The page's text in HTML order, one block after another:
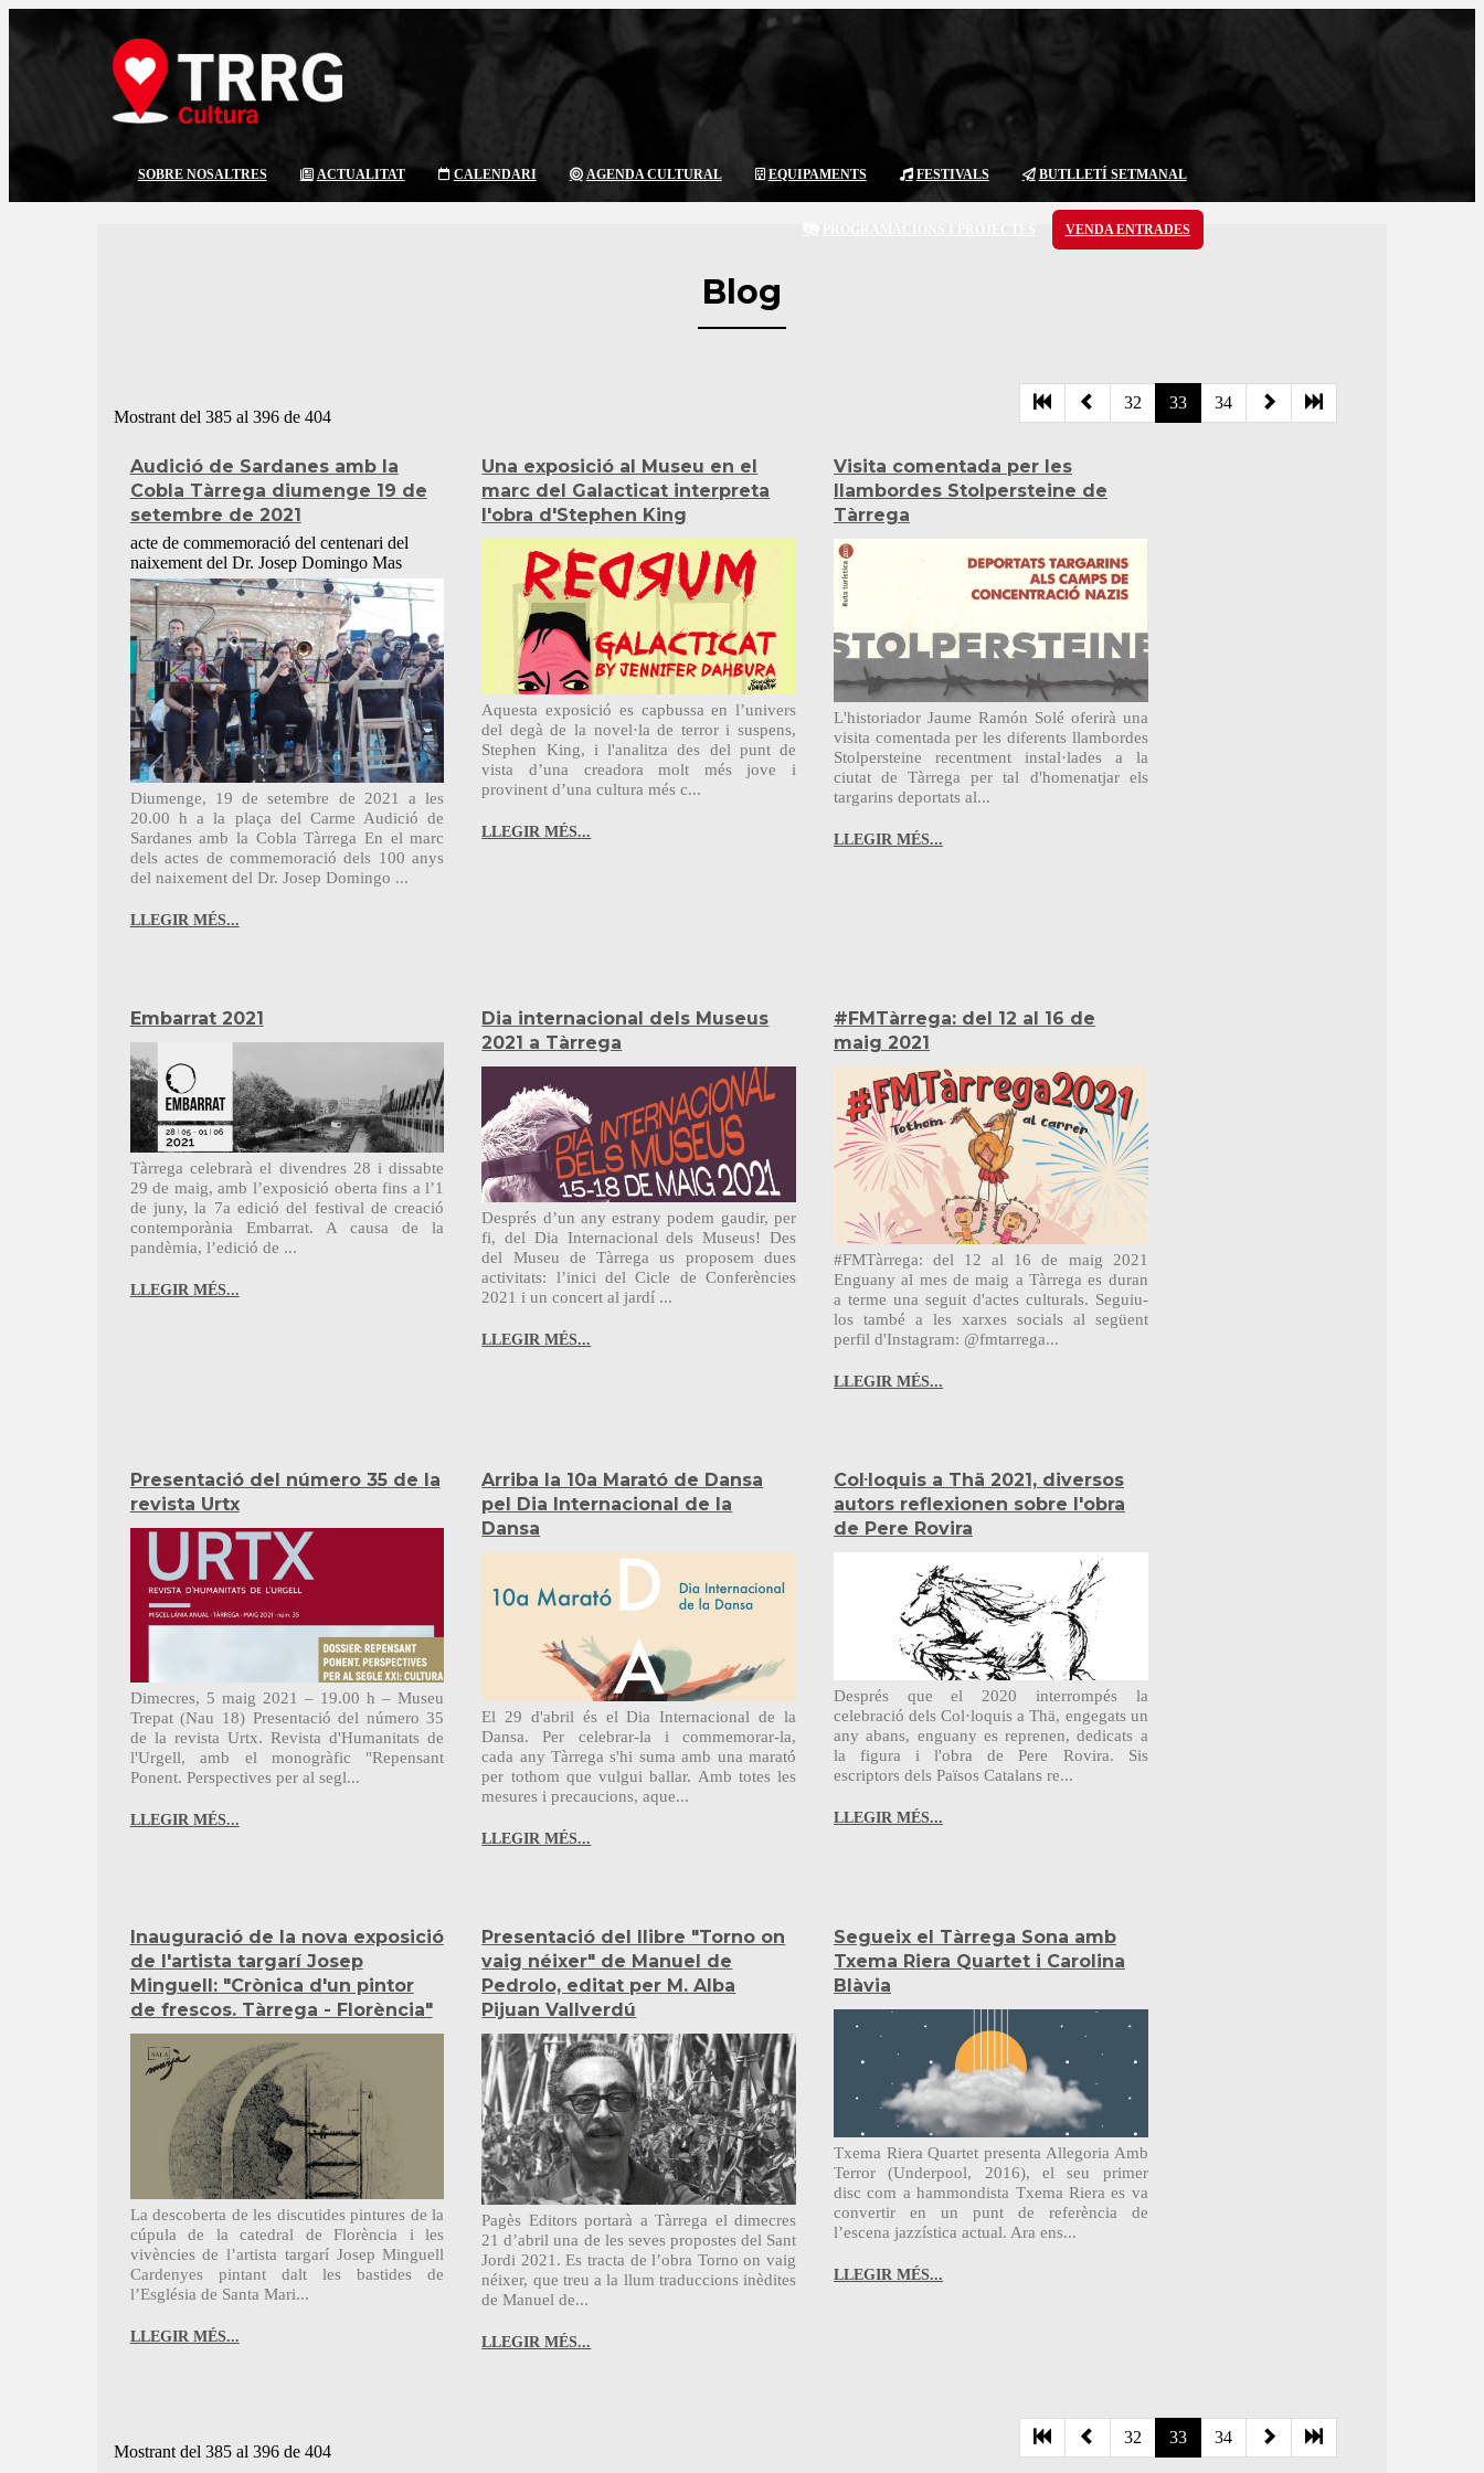
SOBRE NOSALTRES ACTUALITAT CALENDARI AGENDA CULTURAL EQUIPAMENTS FESTIVALS BUTLLETÍ SETMANAL
VENDA ENTRADES
Blog
Mostrant del 385 al 396 de 404
32 33 34
Audició de Sardanes amb la
Cobla Tàrrega diumenge 19 de
setembre de 2021
acte de commemoració del centenari del
naixement del Dr. Josep Domingo Mas
Diumenge, 19 de setembre de 2021 a les
20.00 h a la plaça del Carme Audició de
Sardanes amb la Cobla Tàrrega En el marc
dels actes de commemoració dels 100 anys
del naixement del Dr. Josep Domingo ...
LLEGIR MÉS...
Una exposició al Museu en el
marc del Galacticat interpreta
l'obra d'Stephen King
Aquesta exposició es capbussa en l’univers
del degà de la novel·la de terror i suspens,
Stephen King, i l'analitza des del punt de
vista d’una creadora molt més jove i
provinent d’una cultura més c...
LLEGIR MÉS...
Visita comentada per les
llambordes Stolpersteine de
Tàrrega
L'historiador Jaume Ramón Solé oferirà una
visita comentada per les diferents llambordes
Stolpersteine recentment instal·lades a la
ciutat de Tàrrega per tal d'homenatjar els
targarins deportats al...
LLEGIR MÉS...
Embarrat 2021
Tàrrega celebrarà el divendres 28 i dissabte
29 de maig, amb l’exposició oberta fins a l’1
de juny, la 7a edició del festival de creació
contemporània Embarrat. A causa de la
pandèmia, l’edició de ...
LLEGIR MÉS...
Dia internacional dels Museus
2021 a Tàrrega
Després d’un any estrany podem gaudir, per
fi, del Dia Internacional dels Museus! Des
del Museu de Tàrrega us proposem dues
activitats: l’inici del Cicle de Conferències
2021 i un concert al jardí ...
LLEGIR MÉS...
#FMTàrrega: del 12 al 16 de
maig 2021
#FMTàrrega: del 12 al 16 de maig 2021
Enguany al mes de maig a Tàrrega es duran
a terme una seguit d'actes culturals. Seguiu-
los també a les xarxes socials al següent
perfil d'Instagram: @fmtarrega...
LLEGIR MÉS...
Presentació del número 35 de la
revista Urtx
Dimecres, 5 maig 2021 – 19.00 h – Museu
Trepat (Nau 18) Presentació del número 35
de la revista Urtx. Revista d'Humanitats de
l'Urgell, amb el monogràfic "Repensant
Ponent. Perspectives per al segl...
LLEGIR MÉS...
Arriba la 10a Marató de Dansa
pel Dia Internacional de la
Dansa
El 29 d'abril és el Dia Internacional de la
Dansa. Per celebrar-la i commemorar-la,
cada any Tàrrega s'hi suma amb una marató
per tothom que vulgui ballar. Amb totes les
mesures i precaucions, aque...
LLEGIR MÉS...
Col·loquis a Thä 2021, diversos
autors reflexionen sobre l'obra
de Pere Rovira
Després que el 2020 interrompés la
celebració dels Col·loquis a Thä, engegats un
any abans, enguany es reprenen, dedicats a
la figura i l'obra de Pere Rovira. Sis
escriptors dels Països Catalans re...
LLEGIR MÉS...
Inauguració de la nova exposició
de l'artista targarí Josep
Minguell: "Crònica d'un pintor
de frescos. Tàrrega - Florència"
La descoberta de les discutides pintures de la
cúpula de la catedral de Florència i les
vivències de l’artista targarí Josep Minguell
Cardenyes pintant dalt les bastides de
l’Església de Santa Mari...
LLEGIR MÉS...
Presentació del llibre "Torno on
vaig néixer" de Manuel de
Pedrolo, editat per M. Alba
Pijuan Vallverdú
Pagès Editors portarà a Tàrrega el dimecres
21 d’abril una de les seves propostes del Sant
Jordi 2021. Es tracta de l’obra Torno on vaig
néixer, que treu a la llum traduccions inèdites
de Manuel de...
LLEGIR MÉS...
Segueix el Tàrrega Sona amb
Txema Riera Quartet i Carolina
Blàvia
Txema Riera Quartet presenta Allegoria Amb
Terror (Underpool, 2016), el seu primer
disc com a hammondista Txema Riera es va
convertir en un punt de referència de
l’escena jazzística actual. Ara ens...
LLEGIR MÉS...
Mostrant del 385 al 396 de 404
32 33 34